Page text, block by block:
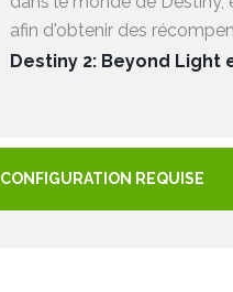
afin d'obtenir des
Destiny 2: Beyond
CONFIGURATION REQUISE